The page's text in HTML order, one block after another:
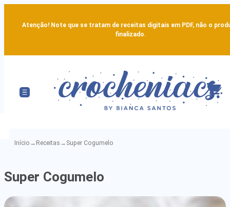
Atenção! Note que se tratam de receitas digitais em PDF, não o
finalizado.
Início → Receitas → Super Cogumelo
Super Cogumelo